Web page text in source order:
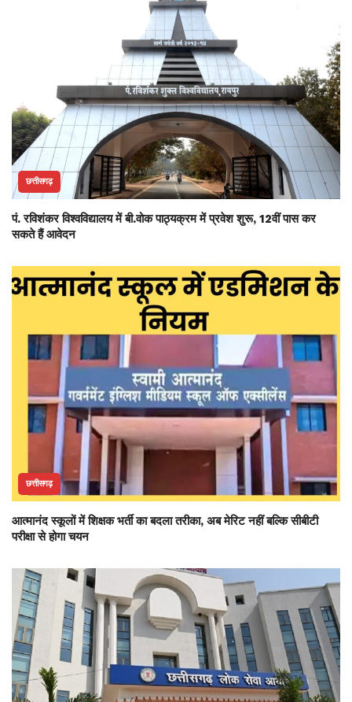
छत्तीसगढ़
पं. रविशंकर विश्वविद्यालय में बी.वोक पाठ्यक्रम में प्रवेश शुरू, 12वीं पास कर
सकते हैं आवेदन
छत्तीसगढ़
आत्मानंद स्कूलों में शिक्षक भर्ती का बदला तरीका, अब मेरिट नहीं बल्कि सीबीटी
परीक्षा से होगा चयन